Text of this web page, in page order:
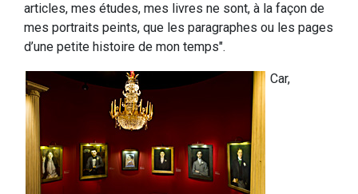
articles, mes études, mes livres ne sont, à la façon de
mes portraits peints, que les paragraphes ou les pages
d’une petite histoire de mon temps".
Car,